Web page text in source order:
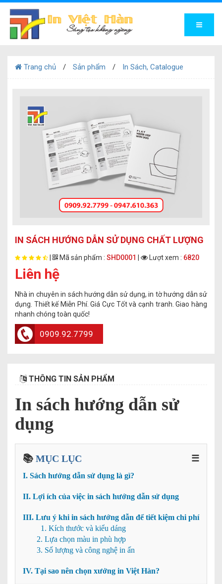
Trang chủ Sản phẩm In Sách, Catalogue
IN SÁCH HƯỚNG DẪN SỬ DỤNG CHẤT LƯỢNG
Mã sản phẩm : SHD0001 Lượt xem : 6820
Liên hệ
Nhà in chuyên in sách hướng dẫn sử dụng, in tờ hướng dẫn sử
dụng. Thiết kế Miễn Phí. Giá Cực Tốt và cạnh tranh. Giao hàng
nhanh chóng toàn quốc!
0909.92.7799
THÔNG TIN SẢN PHẨM
In sách hướng dẫn sử
dụng
📚 MỤC LỤC ☰
I. Sách hướng dẫn sử dụng là gì?
II. Lợi ích của việc in sách hướng dẫn sử dụng
III. Lưu ý khi in sách hướng dẫn để tiết kiệm chi phí
1. Kích thước và kiểu dáng
2. Lựa chọn màu in phù hợp
3. Số lượng và công nghệ in ấn
IV. Tại sao nên chọn xưởng in Việt Hàn?